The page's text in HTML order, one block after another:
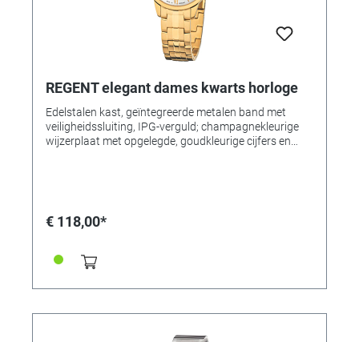
REGENT elegant dames kwarts horloge
Edelstalen kast, geïntegreerde metalen band met
veiligheidssluiting, IPG-verguld; champagnekleurige
wijzerplaat met opgelegde, goudkleurige cijfers en
€ 118,00*